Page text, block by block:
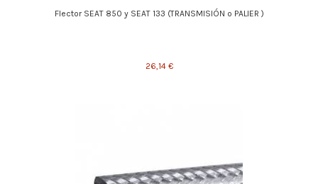
Flector SEAT 850 y SEAT 133 (TRANSMISIÓN o PALIER )
26,14 €